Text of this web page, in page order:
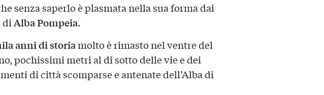
senza saperlo è plasmata nella sua forma dai
diAlba Pompeia.
anni di storiamolto è rimasto nel ventre del
pochissimi metri al di sotto delle vie e dei
di città scomparse e antenate dell’Alba di